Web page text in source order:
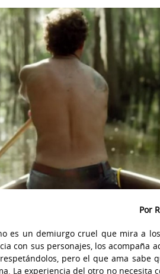
Por
es un demiurgo cruel que mira a
con sus personajes, los acompaña
pero el que ama sabe
La experiencia del otro no necesita